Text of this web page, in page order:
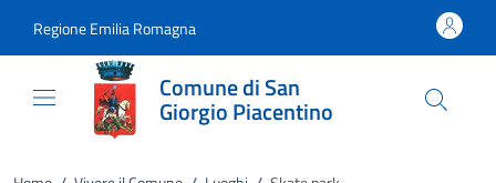
Regione Emilia Romagna
Comune di San
Giorgio Piacentino